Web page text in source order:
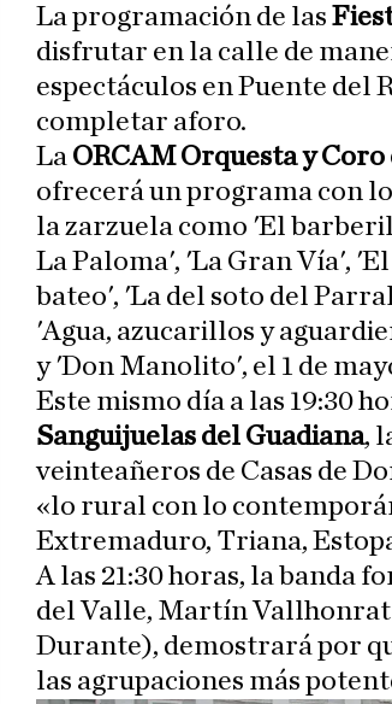
La programación de las
disfrutar en la calle de
espectáculos en Puente del
completar aforo.
La ORCAM Orquesta y
ofrecerá un programa con
la zarzuela como 'El
La Paloma', 'La Gran Vía',
bateo', 'La del soto del
'Agua, azucarillos y
y 'Don Manolito', el 1 de
Este mismo día a las 19:30
Sanguijuelas del Guadiana,
veinteañeros de Casas de
«lo rural con lo
Extremaduro, Triana,
A las 21:30 horas, la banda
del Valle, Martín Vallhonrat
Durante), demostrará por
las agrupaciones más